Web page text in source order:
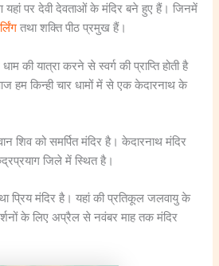
यहां पर देवी देवताओं के मंदिर बने हुए हैं। जिनमें
तथा शक्ति पीठ प्रमुख हैं।
की यात्रा करने से स्वर्ग की प्राप्ति होती है
हम किन्ही चार धामों में से एक केदारनाथ के
को समर्पित मंदिर है। केदारनाथ मंदिर
जिले में स्थित है।
प्रिय मंदिर है। यहां की प्रतिकूल जलवायु के
के लिए अप्रैल से नवंबर माह तक मंदिर